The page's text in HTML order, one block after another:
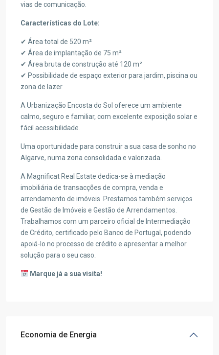
vias de comunicação.
Características do Lote:
✔ Área total de 520 m²
✔ Área de implantação de 75 m²
✔ Área bruta de construção até 120 m²
✔ Possibilidade de espaço exterior para jardim, piscina ou
zona de lazer
A Urbanização Encosta do Sol oferece um ambiente
calmo, seguro e familiar, com excelente exposição solar e
fácil acessibilidade.
Uma oportunidade para construir a sua casa de sonho no
Algarve, numa zona consolidada e valorizada.
A Magnificat Real Estate dedica-se à mediação
imobiliária de transacções de compra, venda e
arrendamento de imóveis. Prestamos também serviços
de Gestão de Imóveis e Gestão de Arrendamentos.
Trabalhamos com um parceiro oficial de Intermediação
de Crédito, certificado pelo Banco de Portugal, podendo
apoiá-lo no processo de crédito e apresentar a melhor
solução para o seu caso.
Marque já a sua visita!
Economia de Energia